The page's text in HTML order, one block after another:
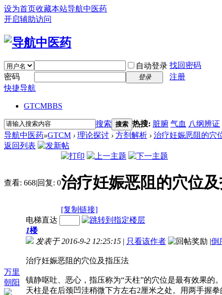
设为首页收藏本站导航中医药
开启辅助访问
自动登录 找回密码
密码
登录
注册
快捷导航
GTCMBBS
搜索 搜索 热搜: 脏腑 气血 八纲辨证
导航中医药»GTCM › 理论探讨 › 方剂解析 › 治疗妊娠恶阻的穴
返回列表
查看: 668|回复: 0治疗妊娠恶阻的穴位
[复制链接]
万里
朝阳
电梯直达
1楼
发表于 2016-9-2 12:25:15 | 只看该作者 |倒
治疗妊娠恶阻的穴位及指压法
镇静呕吐、恶心，指压称为“天柱”的穴位是最有效果的
天柱是在后颈凹洼稍微下方左右2厘米之处。用两手握